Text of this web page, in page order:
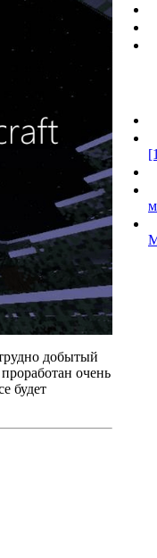
добытый
очень
будет